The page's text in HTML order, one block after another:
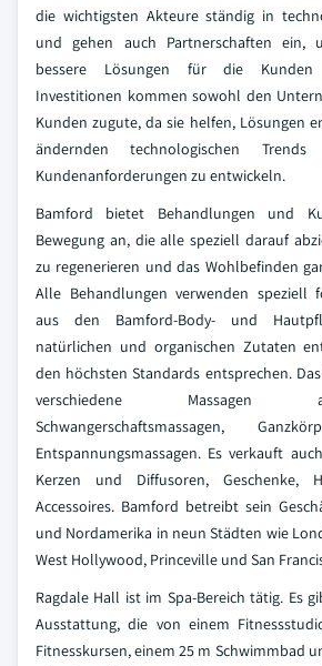
die wichtigsten Akteure ständig in
und gehen auch Partnerschaften ein,
bessere Lösungen für die Kunden
Investitionen kommen sowohl den
Kunden zugute, da sie helfen, Lösungen
ändernden technologischen
Kundenanforderungen zu entwickeln.
Bamford bietet Behandlungen und
Bewegung an, die alle speziell darauf
zu regenerieren und das Wohlbefinden
Alle Behandlungen verwenden speziell
aus den Bamford-Body- und
natürlichen und organischen Zutaten
den höchsten Standards entsprechen.
verschiedene
Schwangerschaftsmassagen,
Entspannungsmassagen. Es verkauft
Kerzen und Diffusoren, Geschenke,
Accessoires. Bamford betreibt sein
und Nordamerika in neun Städten wie
West Hollywood, Princeville und San
Ragdale Hall ist im Spa-Bereich tätig. Es
Ausstattung, die von einem
Fitnesskursen, einem 25 m Schwimmbad